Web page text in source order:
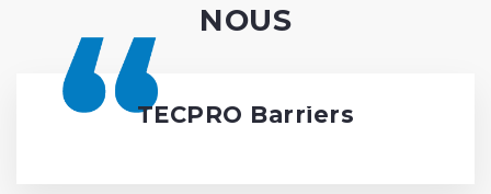
NOUS
TECPRO Barriers